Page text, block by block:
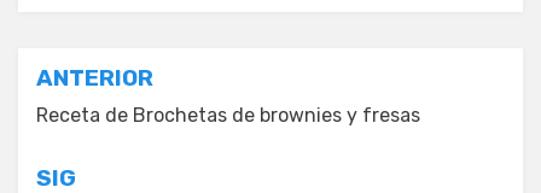
Navegación
de
entradas
ANTERIOR
Receta de Brochetas de brownies y fresas
SIG